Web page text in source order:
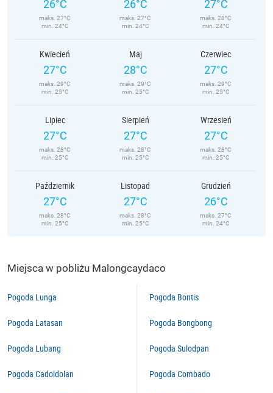
26°C
maks. 27°C
min. 24°C
26°C
maks. 27°C
min. 24°C
27°C
maks. 28°C
min. 24°C
Kwiecień
27°C
maks. 29°C
min. 25°C
Maj
28°C
maks. 29°C
min. 25°C
Czerwiec
27°C
maks. 29°C
min. 25°C
Lipiec
27°C
maks. 28°C
min. 25°C
Sierpień
27°C
maks. 28°C
min. 25°C
Wrzesień
27°C
maks. 28°C
min. 25°C
Październik
27°C
maks. 28°C
min. 25°C
Listopad
27°C
maks. 28°C
min. 25°C
Grudzień
26°C
maks. 27°C
min. 24°C
Miejsca w pobliżu Malongcaydaco
Pogoda Lunga
Pogoda Latasan
Pogoda Lubang
Pogoda Cadoldolan
Pogoda Bontis
Pogoda Bongbong
Pogoda Sulodpan
Pogoda Combado